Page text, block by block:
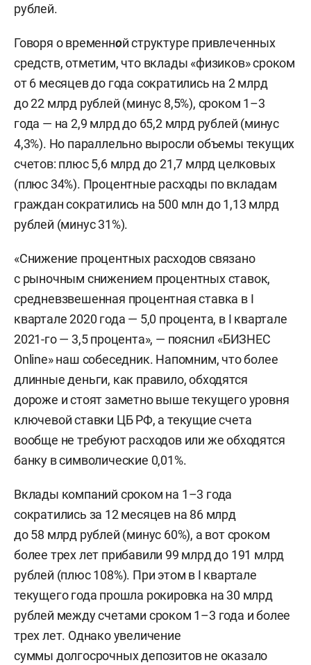
рублей.
Говоря о временной структуре привлеченных
средств, отметим, что вклады «физиков» сроком
от 6 месяцев до года сократились на 2 млрд
до 22 млрд рублей (минус 8,5%), сроком 1–3
года — на 2,9 млрд до 65,2 млрд рублей (минус
4,3%). Но параллельно выросли объемы текущих
счетов: плюс 5,6 млрд до 21,7 млрд целковых
(плюс 34%). Процентные расходы по вкладам
граждан сократились на 500 млн до 1,13 млрд
рублей (минус 31%).
«Снижение процентных расходов связано
с рыночным снижением процентных ставок,
средневзвешенная процентная ставка в I
квартале 2020 года — 5,0 процента, в I квартале
2021-го — 3,5 процента», — пояснил «БИЗНЕС
Online» наш собеседник. Напомним, что более
длинные деньги, как правило, обходятся
дороже и стоят заметно выше текущего уровня
ключевой ставки ЦБ РФ, а текущие счета
вообще не требуют расходов или же обходятся
банку в символические 0,01%.
Вклады компаний сроком на 1–3 года
сократились за 12 месяцев на 86 млрд
до 58 млрд рублей (минус 60%), а вот сроком
более трех лет прибавили 99 млрд до 191 млрд
рублей (плюс 108%). При этом в I квартале
текущего года прошла рокировка на 30 млрд
рублей между счетами сроком 1–3 года и более
трех лет. Однако увеличение
суммы долгосрочных депозитов не оказало